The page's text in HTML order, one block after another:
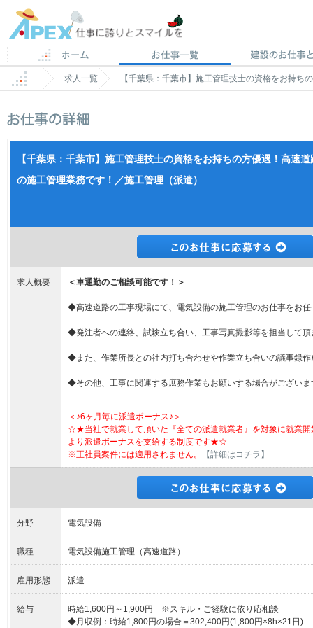
求人一覧 【千葉県：千葉市】施工管理技士の資格をお持
【千葉県：千葉市】施工管理技士の資格をお持ちの方優遇！高速
の施工管理業務です！／施工管理（派遣）
求人概要 ＜車通勤のご相談可能です！＞
◆高速道路の工事現場にて、電気設備の施工管理のお仕事をお任
◆発注者への連絡、試験立ち合い、工事写真撮影等を担当して頂
◆また、作業所長との社内打ち合わせや作業立ち合いの議事録
◆その他、工事に関連する庶務作業もお願いする場合がございま
＜♪6ヶ月毎に派遣ボーナス♪＞
☆★当社で就業して頂いた『全ての派遣就業者』を対象に就業開
より派遣ボーナスを支給する制度です★☆
※正社員案件には適用されません。
【詳細はコチラ】
分野 電気設備
職種 電気設備施工管理（高速道路）
雇用形態 派遣
給与
時給1,600円～1,900円 ※スキル・ご経験に依り応相談
◆月収例：時給1,800円の場合＝302,400円(1,800円×8h×21日)